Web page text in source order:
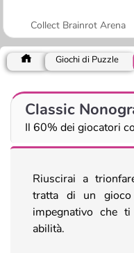
Collect Brainrot Arena
Giochi di Puzzle
Classic
Il 60% dei giocatori
Riuscirai a
tratta di un
impegnativo che
abilità.